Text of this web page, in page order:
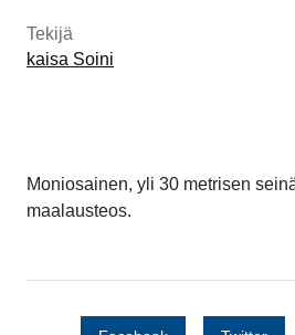
Tekijä
kaisa Soini
Moniosainen, yli 30 metrisen
maalausteos.